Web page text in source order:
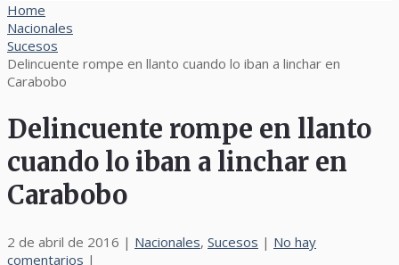
Home
Nacionales
Sucesos
Delincuente rompe en llanto cuando lo iban a linchar en
Carabobo
Delincuente rompe en llanto
cuando lo iban a linchar en
Carabobo
2 de abril de 2016 | Nacionales, Sucesos | No hay
comentarios |